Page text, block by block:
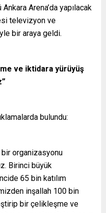
Arena’da yapılacak
televizyon ve
bir araya geldi.
ve iktidara yürüyüş
bulundu:
organizasyonu
Birinci büyük
65 bin katılım
inşallah 100 bin
bir çelikleşme ve